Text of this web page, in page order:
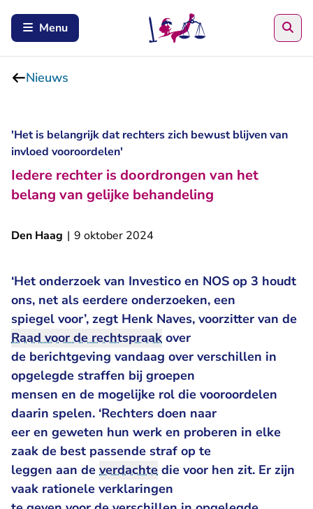
Menu
Nieuws
'Het is belangrijk dat rechters zich bewust blijven van
invloed vooroordelen'
Iedere rechter is doordrongen van het
belang van gelijke behandeling
Den Haag | 9 oktober 2024
‘Het onderzoek van Investico en NOS op 3 - U
houdt
ons, net als eerdere onderzoeken, een
spiegel voor’, zegt Henk Naves, voorzitter van de
Raad voor de rechtspraak over
de berichtgeving vandaag over verschillen in
opgelegde straffen bij groepen
mensen en de mogelijke rol die vooroordelen
daarin spelen. ‘Rechters doen naar
eer en geweten hun werk en proberen in elke
zaak de best passende straf op te
leggen aan de verdachte die voor hen zit. Er zijn
vaak rationele verklaringen